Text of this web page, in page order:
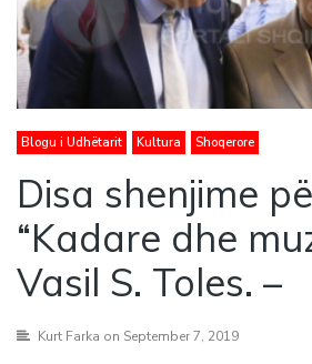
Blogu i Udhëtarit Kultura Shoqerore
Disa shenjime
“Kadare dhe
Vasil S. Toles. –
Kurt Farka on September 7, 2019